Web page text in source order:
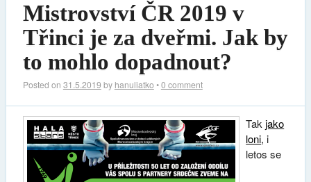
Mistrovství ČR 2019 v
Třinci je za dveřmi. Jak by
to mohlo dopadnout?
Posted on 31.5.2019 by hanuliatko •0 comment
Takjako
loni, i
letos se